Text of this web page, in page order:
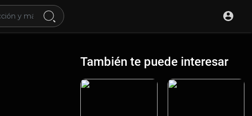
También te puede interesar